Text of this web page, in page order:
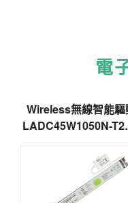
電
Wireless無線智能驅
LADC45W1050N-